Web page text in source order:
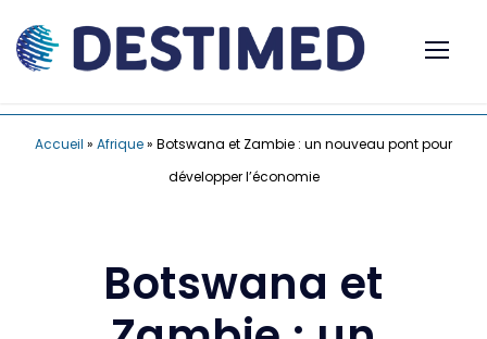
Accueil » Afrique» Botswana et Zambie : un nouveau pont pour
développer l’économie
Botswana et